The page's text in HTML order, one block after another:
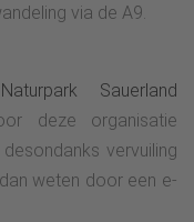
via de A9.
Naturpark Sauerland
deze organisatie
vervuiling
weten door een e-